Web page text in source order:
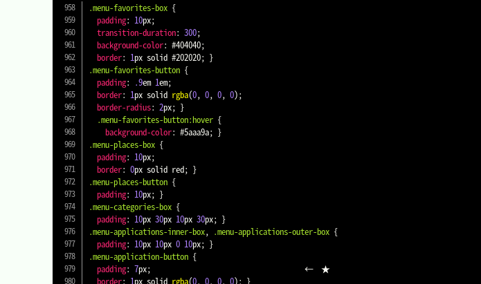
.menu-favorites-box {
padding: 10px;
transition-duration: 300;
background-color: #404040;
border: 1px solid #202020; }
.menu-favorites-button {
padding: .9em 1em;
border: 1px solid rgba(0, 0, 0, 0);
border-radius: 2px; }
.menu-favorites-button:hover {
background-color: #5aaa9a; }
.menu-places-box {
padding: 10px;
border: 0px solid red; }
.menu-places-button {
padding: 10px; }
.menu-categories-box {
padding: 10px 30px 10px 30px; }
.menu-applications-inner-box, .menu-applications-outer-box {
padding: 10px 10px 0 10px; }
.menu-application-button {
padding: 7px;
										←	★
border: 1px solid rgba(0, 0, 0, 0); }